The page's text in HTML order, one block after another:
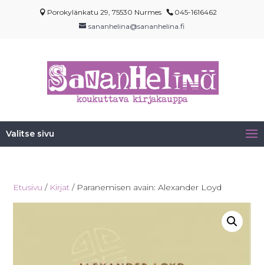
Porokylänkatu 29, 75530 Nurmes
045-1616462
sananhelina@sananhelina.fi
Valitse sivu
Etusivu / Kirjat / Paranemisen avain: Alexander Loyd